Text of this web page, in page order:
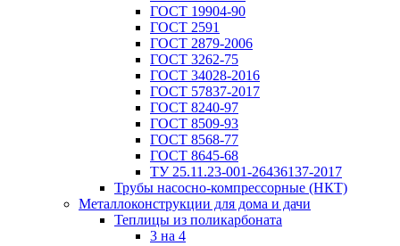
ГОСТ 19904-90
ГОСТ 2591
ГОСТ 2879-2006
ГОСТ 3262-75
ГОСТ 34028-2016
ГОСТ 57837-2017
ГОСТ 8240-97
ГОСТ 8509-93
ГОСТ 8568-77
ГОСТ 8645-68
ТУ 25.11.23-001-26436137-2017
Трубы насосно-компрессорные (НКТ)
Металлоконструкции для дома и дачи
Теплицы из поликарбоната
3 на 4